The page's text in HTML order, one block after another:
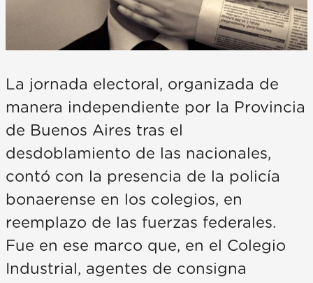
La jornada electoral, organizada de
manera independiente por la Provincia
de Buenos Aires tras el
desdoblamiento de las nacionales,
contó con la presencia de la policía
bonaerense en los colegios, en
reemplazo de las fuerzas federales.
Fue en ese marco que, en el Colegio
Industrial, agentes de consigna